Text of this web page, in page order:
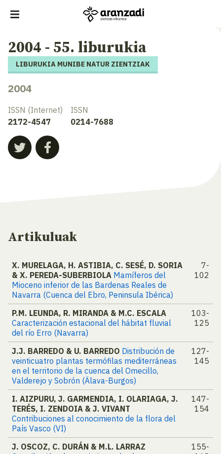
2004 - 55. liburukia
LIBURUKIA MUNIBE NATUR ZIENTZIAK
2004
ISSN (Internet)
2172-4547
ISSN
0214-7688
Artikuluak
X. MURELAGA, H. ASTIBIA, C. SESÉ, D. SORIA
& X. PEREDA-SUBERBIOLA Mamíferos del
Mioceno inferior de las Bardenas Reales de
Navarra (Cuenca del Ebro, Peninsula Ibérica)
7-
102
P.M. LEUNDA, R. MIRANDA & M.C. ESCALA
Caracterización estacional del hábitat fluvial
del río Erro (Navarra)
103-
125
J.J. BARREDO & U. BARREDO Distribución de
veinticuatro plantas termófilas mediterráneas
en el territorio de la cuenca del Omecillo,
Valderejo y Sobrón (Älava-Burgos)
127-
145
I. AIZPURU, J. GARMENDIA, I. OLARIAGA, J.
TERÉS, I. ZENDOIA & J. VIVANT
Contribuciones al conocimiento de la flora del
País Vasco (VI)
147-
154
J. OSCOZ, C. DURÁN & M.L. LARRAZ
155-